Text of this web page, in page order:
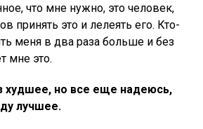
что мне нужно, это человек,
принять это и лелеять его. Кто-
меня в два раза больше и без
мне это.
худшее, но все еще надеюсь,
лучшее.